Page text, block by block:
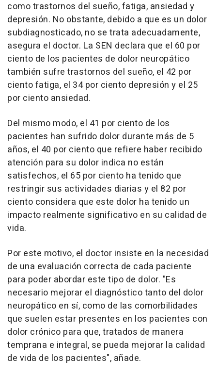
como trastornos del sueño, fatiga, ansiedad y
depresión. No obstante, debido a que es un dolor
subdiagnosticado, no se trata adecuadamente,
asegura el doctor. La SEN declara que el 60 por
ciento de los pacientes de dolor neuropático
también sufre trastornos del sueño, el 42 por
ciento fatiga, el 34 por ciento depresión y el 25
por ciento ansiedad.
Del mismo modo, el 41 por ciento de los
pacientes han sufrido dolor durante más de 5
años, el 40 por ciento que refiere haber recibido
atención para su dolor indica no están
satisfechos, el 65 por ciento ha tenido que
restringir sus actividades diarias y el 82 por
ciento considera que este dolor ha tenido un
impacto realmente significativo en su calidad de
vida.
Por este motivo, el doctor insiste en la necesidad
de una evaluación correcta de cada paciente
para poder abordar este tipo de dolor. "Es
necesario mejorar el diagnóstico tanto del dolor
neuropático en sí, como de las comorbilidades
que suelen estar presentes en los pacientes con
dolor crónico para que, tratados de manera
temprana e integral, se pueda mejorar la calidad
de vida de los pacientes", añade.